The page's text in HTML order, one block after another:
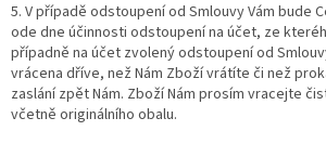
5. V případě odstoupení od Smlouvy Vám bude
ode dne účinnosti odstoupení na účet, ze
případně na účet zvolený odstoupení od
vrácena dříve, než Nám Zboží vrátíte či než
zaslání zpět Nám. Zboží Nám prosím vracejte
včetně originálního obalu.